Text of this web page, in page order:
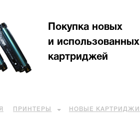
Покупка новых
и использованных
картриджей
ПРИНТЕРЫ НОВЫЕ КАРТРИДЖИ